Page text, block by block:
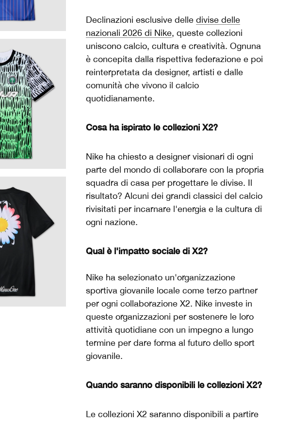
Declinazioni esclusive delledivise delle
nazionali 2026 di Nike, queste collezioni
uniscono calcio, cultura e creatività. Ognuna
è concepita dalla rispettiva federazione e poi
reinterpretata da designer, artisti e dalle
comunità che vivono il calcio
quotidianamente.
Cosa ha ispirato le collezioni X2?
Nike ha chiesto a designer visionari di ogni
parte del mondo di collaborare con la propria
squadra di casa per progettare le divise. Il
risultato? Alcuni dei grandi classici del calcio
rivisitati per incarnare l'energia e la cultura di
ogni nazione.
Qual è l'impatto sociale di X2?
Nike ha selezionato un'organizzazione
sportiva giovanile locale come terzo partner
per ogni collaborazione X2. Nike investe in
queste organizzazioni per sostenere le loro
attività quotidiane con un impegno a lungo
termine per dare forma al futuro dello sport
giovanile.
Quando saranno disponibili le collezioni X2?
Le collezioni X2 saranno disponibili a partire